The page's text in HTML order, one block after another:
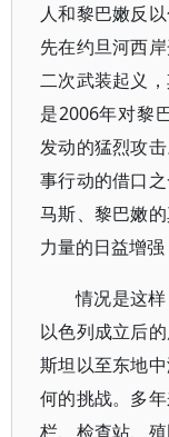
人和黎巴嫩反
先在约旦河西
二次武装起义
是2006年对黎
发动的猛烈攻
事行动的借口
马斯、黎巴嫩
力量的日益增强
情况是这
以色列成立后
斯坦以至东地
何的挑战。多
栏、检查站、